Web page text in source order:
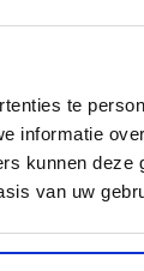
te
informatie
kunnen
van uw
14 125
14 50